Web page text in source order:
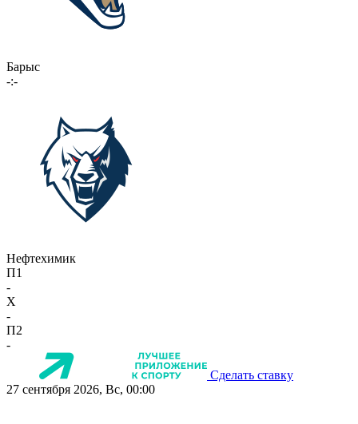
Барыс
-:-
Нефтехимик
П1
-
X
-
П2
-
Сделать ставку
27 сентября 2026, Вс, 00:00